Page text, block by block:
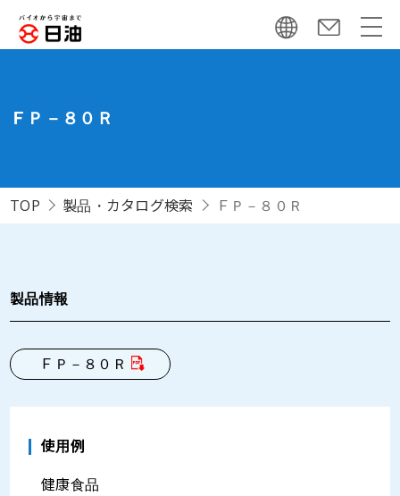
ＦＰ－８０Ｒ
TOP 製品・カタログ検索 ＦＰ－８０Ｒ
製品情報
ＦＰ－８０Ｒ
使用例
健康食品